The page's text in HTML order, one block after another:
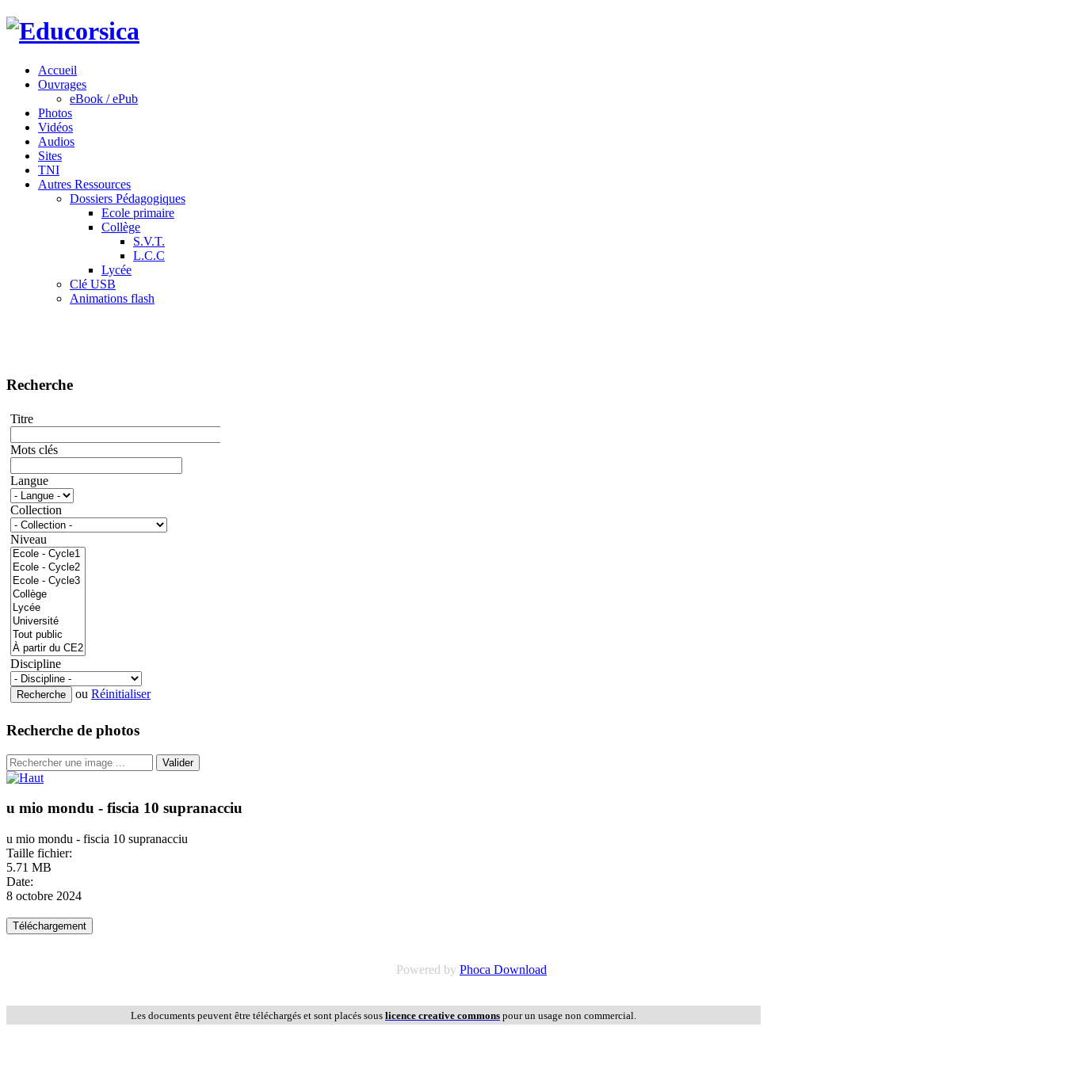
Accueil
Ouvrages
eBook / ePub
Photos
Vidéos
Audios
Sites
TNI
Autres Ressources
Dossiers Pédagogiques
Ecole primaire
Collège
S.V.T.
L.C.C
Lycée
Clé USB
Animations flash
Recherche
Titre
Mots clés
Langue
Collection
Niveau
Discipline
ou Réinitialiser
Recherche de photos
Valider
u mio mondu - fiscia 10 supranacciu
u mio mondu - fiscia 10 supranacciu
Taille fichier:
5.71 MB
Date:
8 octobre 2024
Powered by Phoca Download
Les documents peuvent être téléchargés et sont placés sous licence creative commons pour un usage non commercial.